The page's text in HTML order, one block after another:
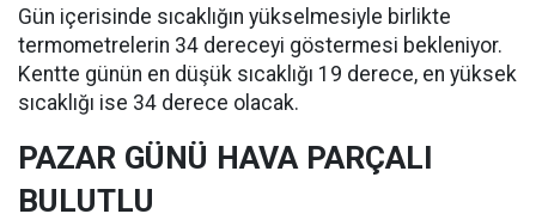
Gün içerisinde sıcaklığın yükselmesiyle birlikte
termometrelerin 34 dereceyi göstermesi bekleniyor.
Kentte günün en düşük sıcaklığı 19 derece, en yüksek
sıcaklığı ise 34 derece olacak.
PAZAR GÜNÜ HAVA PARÇALI
BULUTLU